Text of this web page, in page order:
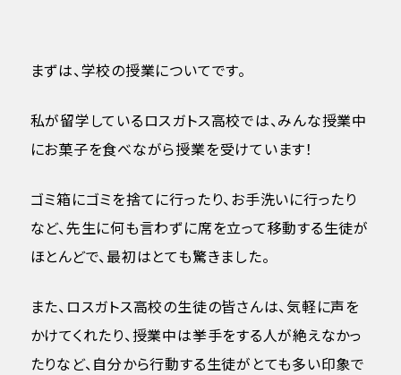
まずは、学校の授業についてです。
私が留学しているロスガトス高校では、みんな授業中
にお菓子を食べながら授業を受けています！
ゴミ箱にゴミを捨てに行ったり、お手洗いに行ったり
など、先生に何も言わずに席を立って移動する生徒が
ほとんどで、最初はとても驚きました。
また、ロスガトス高校の生徒の皆さんは、気軽に声を
かけてくれたり、授業中は挙手をする人が絶えなかっ
たりなど、自分から行動する生徒がとても多い印象で